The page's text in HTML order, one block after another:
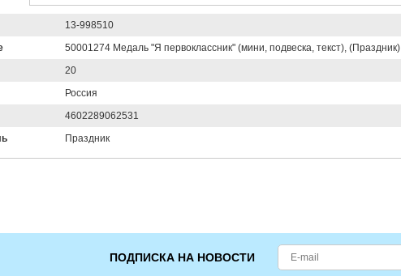
13-998510
50001274 Медаль "Я первоклассник" (мини, подвеска, текст), (Праздник)
20
Россия
4602289062531
Праздник
ПОДПИСКА НА НОВОСТИ